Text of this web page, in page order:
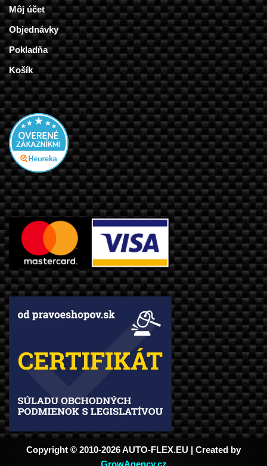
Môj účet
Objednávky
Pokladňa
Košík
Copyright © 2010-2026 AUTO-FLEX.EU | Created by